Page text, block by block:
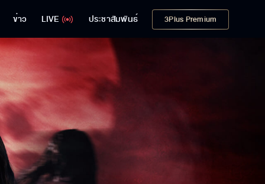
ข่าว LIVE ประชาสัมพันธ์ 3Plus Premium